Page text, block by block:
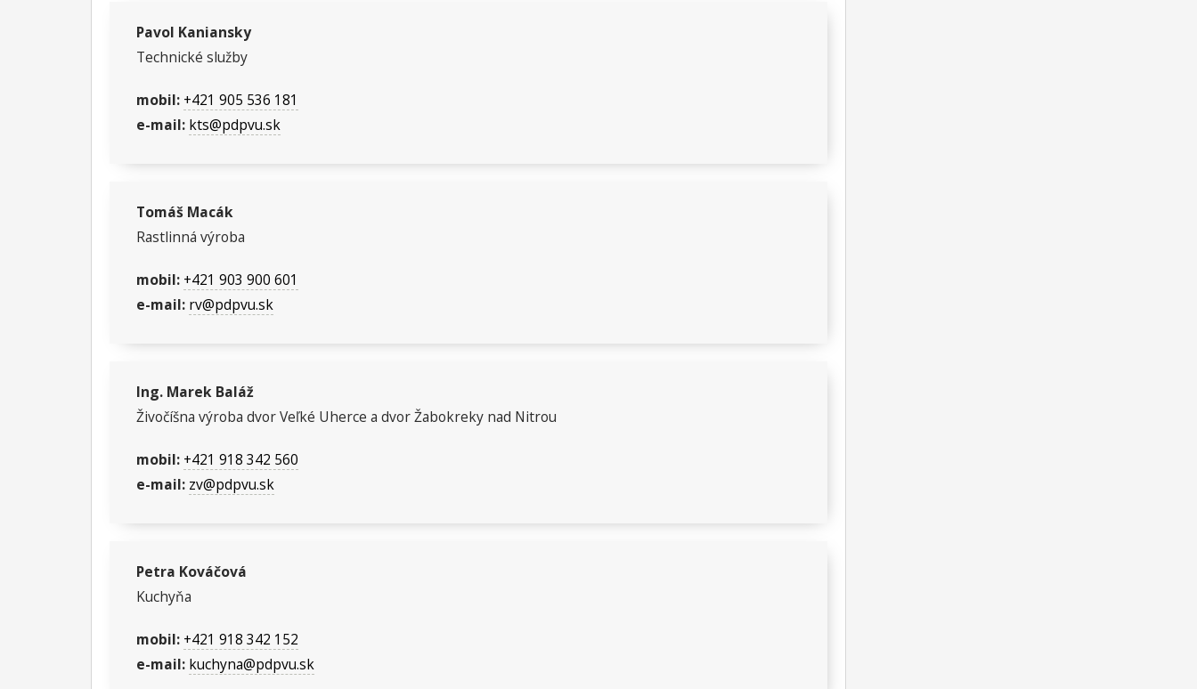
Pavol Kaniansky
Technické služby
mobil: +421 905 536 181
e-mail: kts@pdpvu.sk
Tomáš Macák
Rastlinná výroba
mobil: +421 903 900 601
e-mail: rv@pdpvu.sk
Ing. Marek Baláž
Živočíšna výroba dvor Veľké Uherce a dvor Žabokreky nad Nitrou
mobil: +421 918 342 560
e-mail: zv@pdpvu.sk
Petra Kováčová
Kuchyňa
mobil: +421 918 342 152
e-mail: kuchyna@pdpvu.sk